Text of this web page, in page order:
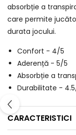
absorbție a
care permite
durata jocului.
Confort - 4/5
Aderență - 5/5
Absorbție a
Durabilitate -
CARACTERISTICI